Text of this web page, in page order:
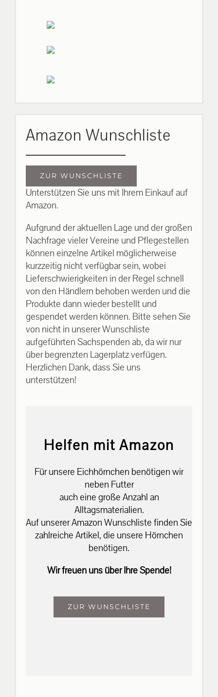
Amazon Wunschliste
ZUR WUNSCHLISTE
Unterstützen Sie uns mit Ihrem Einkauf auf
Amazon.
Aufgrund der aktuellen Lage und der großen
Nachfrage vieler Vereine und Pflegestellen
können einzelne Artikel möglicherweise
kurzzeitig nicht verfügbar sein, wobei
Lieferschwierigkeiten in der Regel schnell
von den Händlern behoben werden und die
Produkte dann wieder bestellt und
gespendet werden können. Bitte sehen Sie
von nicht in unserer Wunschliste
aufgeführten Sachspenden ab, da wir nur
über begrenzten Lagerplatz verfügen.
Herzlichen Dank, dass Sie uns
unterstützen!
Helfen mit Amazon
Für unsere Eichhörnchen benötigen wir
neben Futter
auch eine große Anzahl an
Alltagsmaterialien.
Auf unserer Amazon Wunschliste finden Sie
zahlreiche Artikel, die unsere Hörnchen
benötigen.
Wir freuen uns über Ihre Spende!
ZUR WUNSCHLISTE